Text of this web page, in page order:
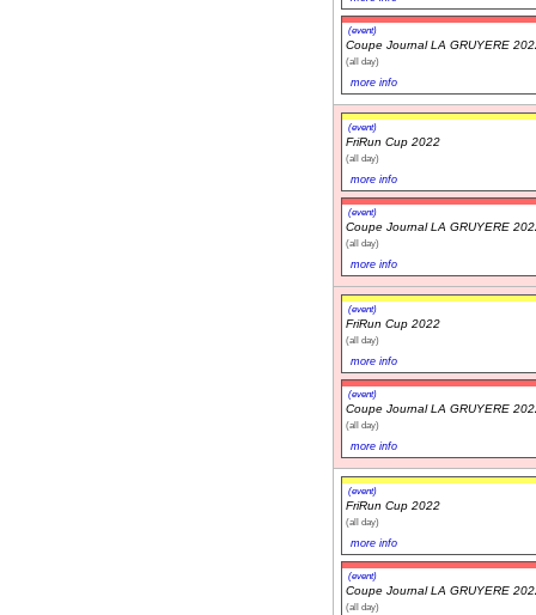
(event)
Coupe Journal LA GRUYERE
(all day)
more info
(event)
FriRun Cup 2022
(all day)
more info
(event)
Coupe Journal LA GRUYERE
(all day)
more info
(event)
FriRun Cup 2022
(all day)
more info
(event)
Coupe Journal LA GRUYERE
(all day)
more info
(event)
FriRun Cup 2022
(all day)
more info
(event)
Coupe Journal LA GRUYERE
(all day)